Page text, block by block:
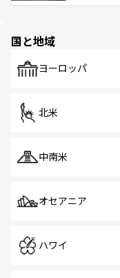
で、ホーカ
国と地域
ヨーロッパ
北米
中南米
オセアニア
ハワイ